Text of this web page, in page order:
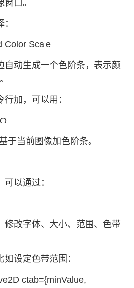
口。
Color Scale
自动生成一个色阶条，表示颜
加，可以用：
于当前图像加色阶条。
以通过：
修改字体、大小、范围、色带
设定色带范围：
ctab={minValue,